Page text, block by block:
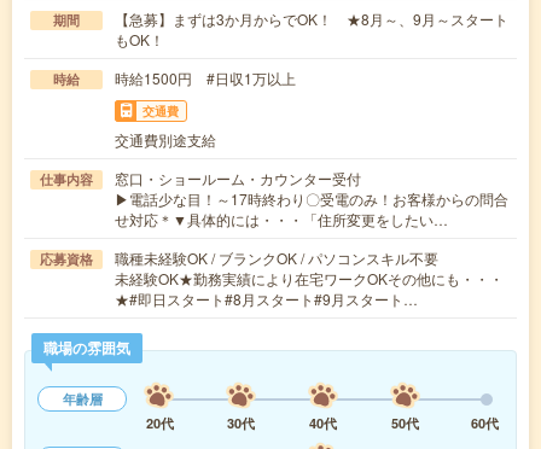
期間
【急募】まずは3か月からでOK！ ★8月～、9月～スタート
もOK！
時給 時給1500円 #日収1万以上
交通費
交通費別途支給
仕事内容
窓口・ショールーム・カウンター受付
▶電話少な目！～17時終わり〇受電のみ！お客様からの問合
せ対応＊▼具体的には・・・「住所変更をしたい…
応募資格
職種未経験OK / ブランクOK / パソコンスキル不要
未経験OK★勤務実績により在宅ワークOKその他にも・・・
★#即日スタート#8月スタート#9月スタート…
職場の雰囲気
年齢層
20代
30代 40代 50代
60代